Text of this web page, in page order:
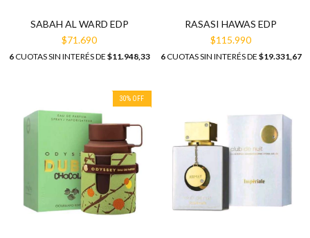
SABAH AL WARD EDP
$71.690
6CUOTAS SIN INTERÉS DE $11.948,33
RASASI HAWAS EDP
$115.990
6CUOTAS SIN INTERÉS DE $19.331,67
30% OFF